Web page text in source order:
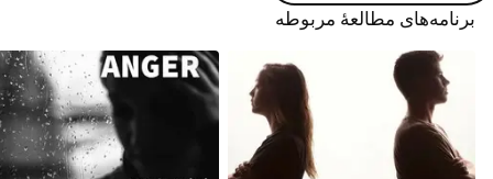
برنامه‌های مطالعۀ مربوطه